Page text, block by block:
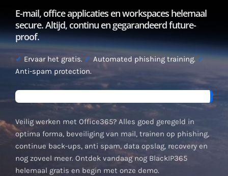
E-mail, office applicaties en workspaces helemaal
secure. Altijd, continu en gegarandeerd future-
proof.
✓ Ervaar het gratis. ✓ Automated phishing training. ✓
Anti-spam protection.
Veilig werken met Office365? Alles goed geregeld in
optima forma, beveiliging van mail, trainen op phishing,
continue back-ups, anti spam, data opslag, recovery en
nog zoveel meer. Ontdek vandaag nog BlackIP365
helemaal gratis en begin met onze demo.